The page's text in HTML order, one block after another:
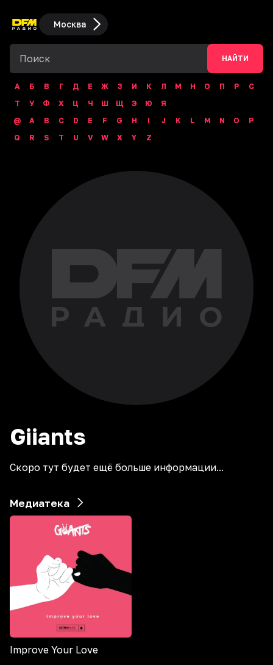
Москва
НАЙТИ
А Б В Г Д Е Ж З И К Л М Н О П Р
С
Т
У Ф Х Ц Ч Ш Щ Э Ю
Я
@
A B C D E F G H I J K L M N O
P
Q
R S T U V W X Y Z
Giiants
Скоро тут будет ещё больше информации...
Медиатека
Improve Your Love